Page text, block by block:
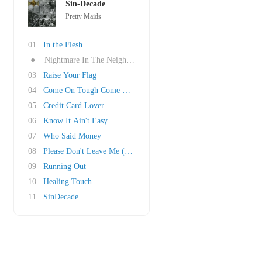
Sin-Decade
Pretty Maids
01
In the Flesh
●
Nightmare In The Neighbourhood
03
Raise Your Flag
04
Come On Tough Come On Nasty
05
Credit Card Lover
06
Know It Ain't Easy
07
Who Said Money
08
Please Don't Leave Me (John Sykes cover)
09
Running Out
10
Healing Touch
11
SinDecade